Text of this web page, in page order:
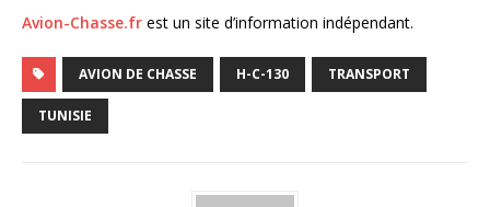
Avion-Chasse.fr est un site d’information indépendant.
AVION DE CHASSE H-C-130 TRANSPORT
TUNISIE